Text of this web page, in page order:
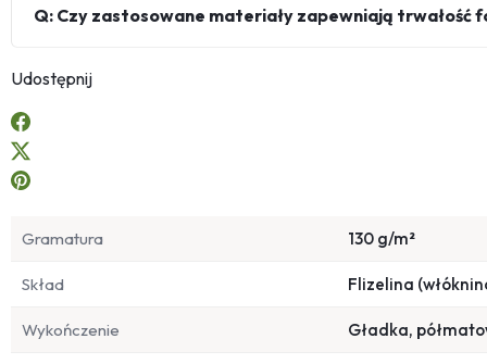
Q: Czy zastosowane materiały zapewniają
Udostępnij
Gramatura 130 g/m²
Skład Flizelina
Wykończenie Gładka,